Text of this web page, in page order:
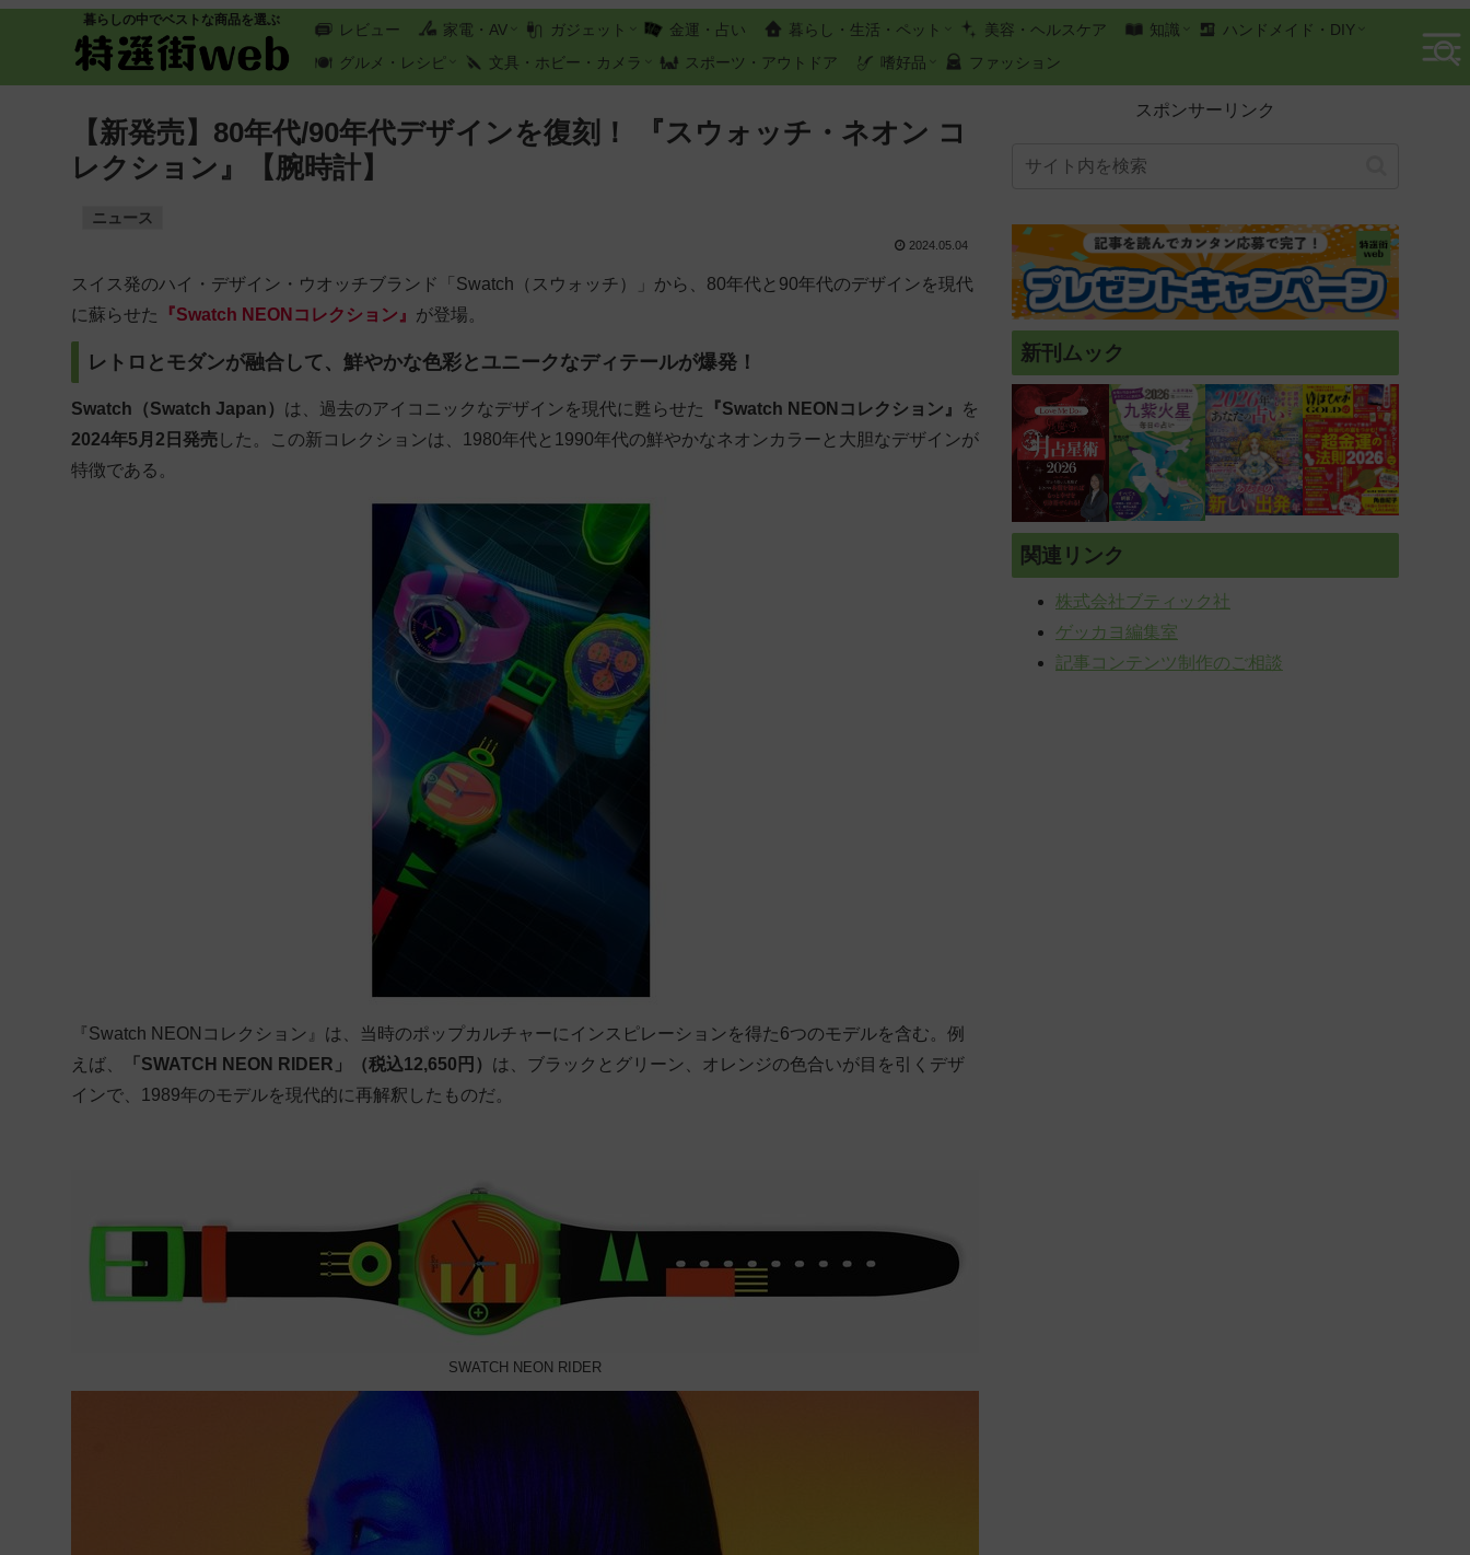
暮らしの中でベストな商品を選ぶ
レビュー 家電・AV ガジェット 金運・占い 暮らし・生活・ペット 美容・ヘルスケア 知識
ハンドメイド・DIY
グルメ・レシピ
文具・ホビー・カメラ スポーツ・アウトドア 嗜好品 ファッション
【新発売】80年代/90年代デザインを復刻！ 『スウォッチ・ネオン コ
レクション』【腕時計】
ニュース
2024.05.04
スイス発のハイ・デザイン・ウオッチブランド「Swatch（スウォッチ）」から、80年代と90年代のデザインを現代
に蘇らせた
『Swatch NEONコレクション』 が登場。
レトロとモダンが融合して、鮮やかな色彩とユニークなディテールが爆発！
Swatch（Swatch Japan） は、過去のアイコニックなデザインを現代に甦らせた 『Swatch NEONコレクション』
を
2024年5月2日発売 した。この新コレクションは、1980年代と1990年代の鮮やかなネオンカラーと大胆なデザインが
特徴である。
『Swatch NEONコレクション』は、当時のポップカルチャーにインスピレーションを得た6つのモデルを含む。例
えば、
「SWATCH NEON RIDER」（税込12,650円） は、ブラックとグリーン、オレンジの色合いが目を引くデザ
インで、1989年のモデルを現代的に再解釈したものだ。
SWATCH NEON RIDER
スポンサーリンク
新刊ムック
関連リンク
株式会社ブティック社
ゲッカヨ編集室
記事コンテンツ制作のご相談